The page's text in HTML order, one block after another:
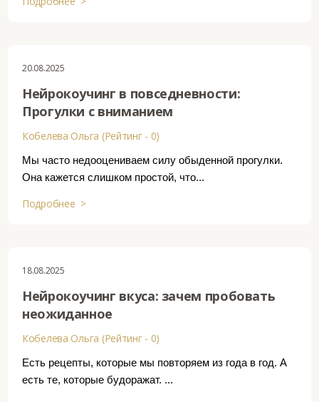
20.08.2025
Нейрокоучинг в повседневности:
Прогулки с вниманием
Кобелева Ольга (Рейтинг - 0)
Мы часто недооцениваем силу обыденной прогулки.
Она кажется слишком простой, что...
Подробнее >
18.08.2025
Нейрокоучинг вкуса: зачем пробовать
неожиданное
Кобелева Ольга (Рейтинг - 0)
Есть рецепты, которые мы повторяем из года в год. А
есть те, которые будоражат. ...